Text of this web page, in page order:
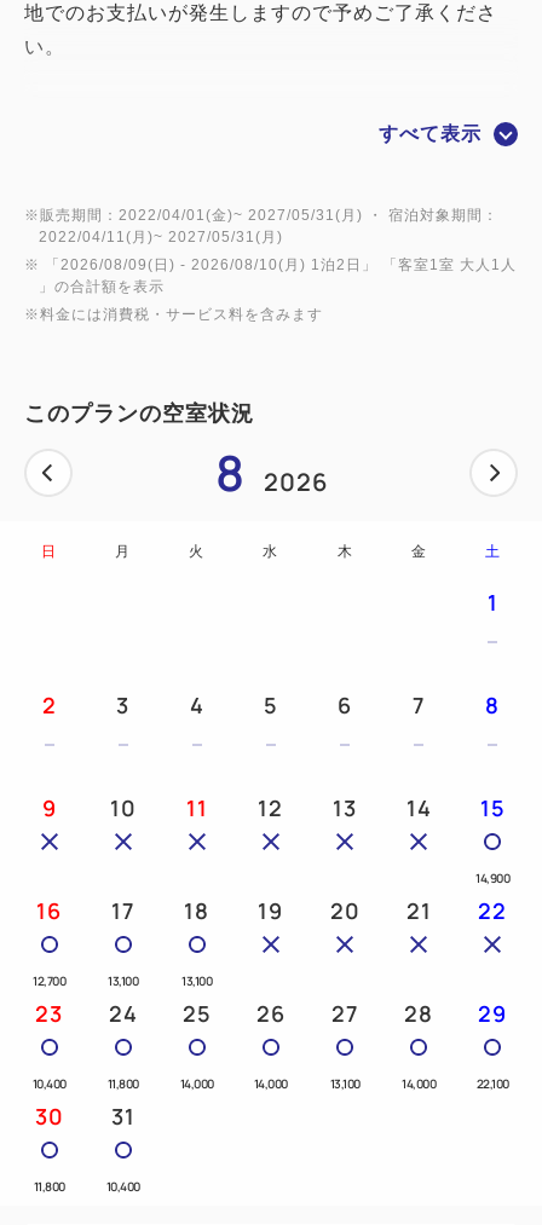
地でのお支払いが発生しますので予めご了承くださ
い。
・フロアにセキュリティドアと防犯カメラを設置し、
・女性に嬉しい専用アイテム＆アメニティを用意
・他のフロアよりも明るい照明器具を使用
・三面鏡設置で朝のお化粧時間がスムーズに
・高機能シャワーヘッドなど、プラスアルファの美容
【人気美容ブランド「ReFa」のシャワーヘッドとヘ
アドライヤーを設置！】
●ReFa「ファインバブル ダイア150」
うな浴び心地。
りのようなしっとり柔らかな仕上がりを実現。
ReFa製品（シャワーヘッド・ヘアドライヤー・スト
レートアイロン）、コードレススチームアイロン、上
下別ナイトウェア、専用基礎化粧品（クレンジング、
洗顔料、化粧水、乳液、ヘアパック／DHC）、エッ
センスマスク、リラックスシート、専用シャンプー＆
コンディショナー（ペリカン石鹸）、消臭スプレー、
すべて表示
※販売期間：2022/04/01(金)~ 2027/05/31(月) ・ 宿泊対象期間：
2022/04/11(月)~ 2027/05/31(月)
※ 「 2026/08/09(日) - 2026/08/10(月) 1泊2日 」 「客室1室 大人1人
」の合計額を表示
※料金には消費税・サービス料を含みます
このプランの空室状況
8 2026
日 月 火 水 木 金 土
1
2 3 4 5 6 7 8
9 10 11 12 13 14 15
14,900
16
12,700
17
13,100
18
13,100
19 20 21 22
23
10,400
24
11,800
25
14,000
26
14,000
27
13,100
28
14,000
29
22,100
30
11,800
31
10,400